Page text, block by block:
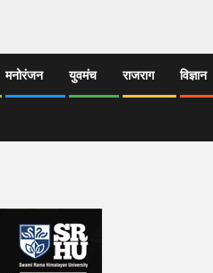
मनोरंजन युवमंच राजराग विज्ञान